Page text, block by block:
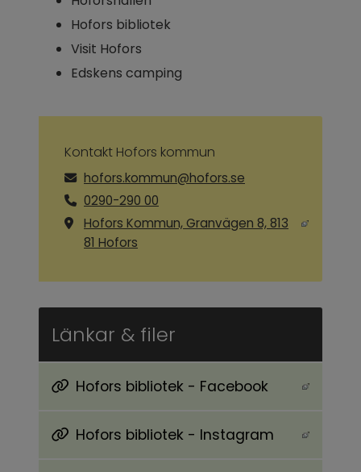
Hofors bibliotek
Visit Hofors
Edskens camping
Kontakt Hofors kommun
hofors.kommun@hofors.se
0290-290 00
Hofors Kommun, Granvägen 8, 813
81 Hofors
Länkar & filer
Hofors bibliotek - Facebook
Länk till annan webbplats, öppnas i nytt
Hofors bibliotek - Instagram
Länk till annan webbplats, öppnas i nytt